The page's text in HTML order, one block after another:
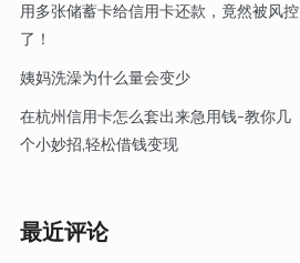
用多张储蓄卡给信用卡还款，竟然被风控
了！
姨妈洗澡为什么量会变少
在杭州信用卡怎么套出来急用钱-教你几
个小妙招,轻松借钱变现
最近评论